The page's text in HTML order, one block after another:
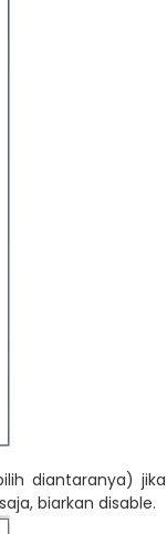
diantaranya) jika
biarkan disable.